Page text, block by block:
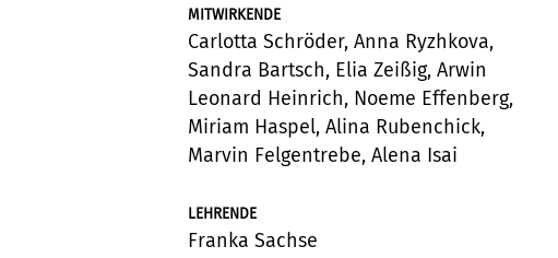
MITWIRKENDE
Carlotta Schröder, Anna Ryzhkova,
Sandra Bartsch, Elia Zeißig, Arwin
Leonard Heinrich, Noeme Effenberg,
Miriam Haspel, Alina Rubenchick,
Marvin Felgentrebe, Alena Isai
LEHRENDE
Franka Sachse